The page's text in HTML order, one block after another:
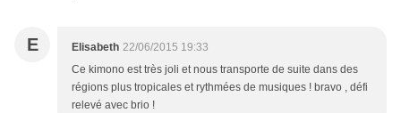
E Elisabeth 22/06/2015 19:33
Ce kimono est très joli et nous transporte de suite dans des
régions plus tropicales et rythmées de musiques ! bravo , défi
relevé avec brio !